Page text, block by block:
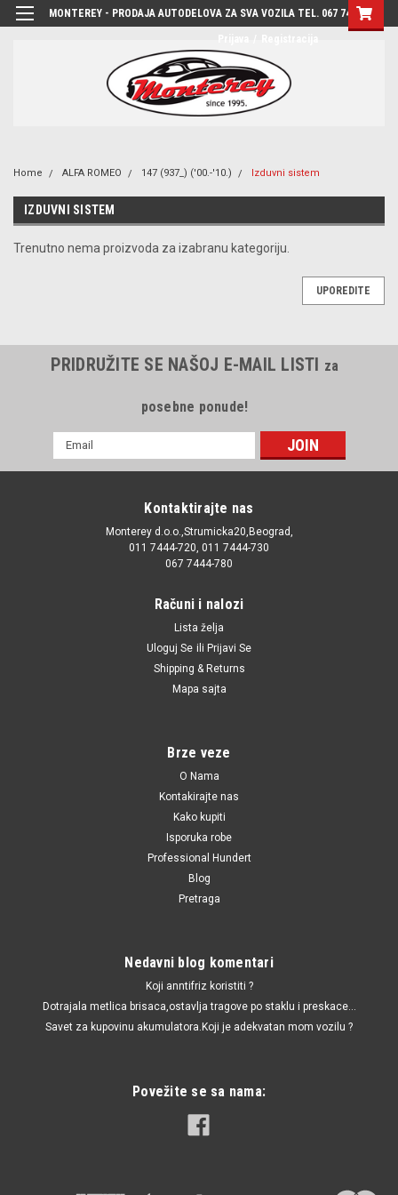
MONTEREY - PRODAJA AUTODELOVA ZA SVA VOZILA TEL. 067 7444-780
Home ALFA ROMEO 147 (937_) ('00.-'10.) Izduvni sistem
IZDUVNI SISTEM
Trenutno nema proizvoda za izabranu kategoriju.
UPOREDITE
PRIDRUŽITE SE NAŠOJ E-MAIL LISTI za
posebne ponude!
mail
Kontaktirajte nas
Monterey d.o.o.,Strumicka20,Beograd,
011 7444-720, 011 7444-730
067 7444-780
Računi i nalozi
Lista želja
Uloguj Se ili Prijavi Se
Shipping & Returns
Mapa sajta
Brze veze
O Nama
Kontakirajte nas
Kako kupiti
Isporuka robe
Professional Hundert
Blog
Pretraga
Nedavni blog komentari
Koji anntifriz koristiti ?
Dotrajala metlica brisaca,ostavlja tragove po staklu i preskace...
Savet za kupovinu akumulatora.Koji je adekvatan mom vozilu ?
Povežite se sa nama: